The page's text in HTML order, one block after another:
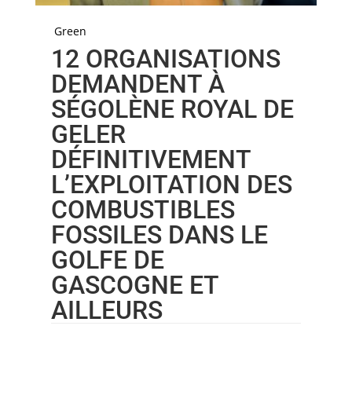
Green
12 ORGANISATIONS
DEMANDENT À
SÉGOLÈNE ROYAL DE
GELER
DÉFINITIVEMENT
L’EXPLOITATION DES
COMBUSTIBLES
FOSSILES DANS LE
GOLFE DE
GASCOGNE ET
AILLEURS